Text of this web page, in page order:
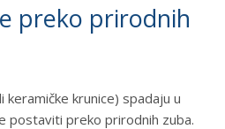
preko prirodnih
keramičke krunice) spadaju u
postaviti preko prirodnih zuba.